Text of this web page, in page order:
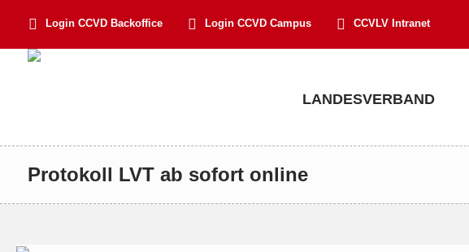
Login CCVD Backoffice Login CCVD Campus CCVLV Intranet
LANDESVERBAND
Protokoll LVT ab sofort online